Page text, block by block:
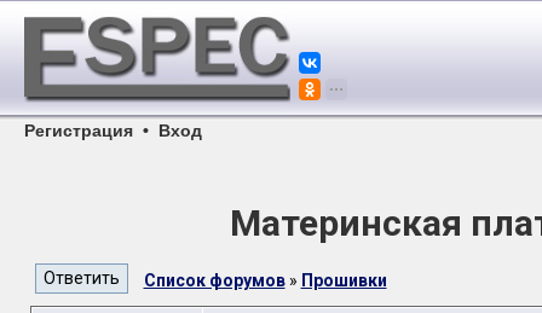
Регистрация • Вход
Материнская
Список форумов» Прошивки